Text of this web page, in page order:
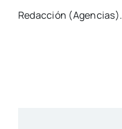
Redacción (Agencias).